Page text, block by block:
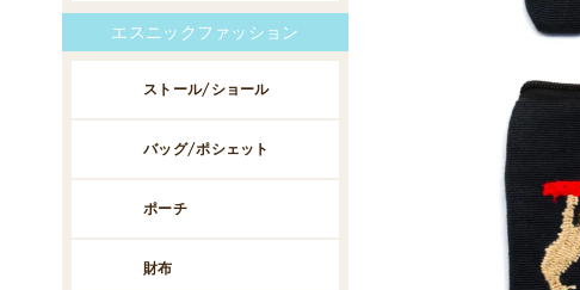
エスニックファッション
ストール/ショール
バッグ/ポシェット
ポーチ
財布